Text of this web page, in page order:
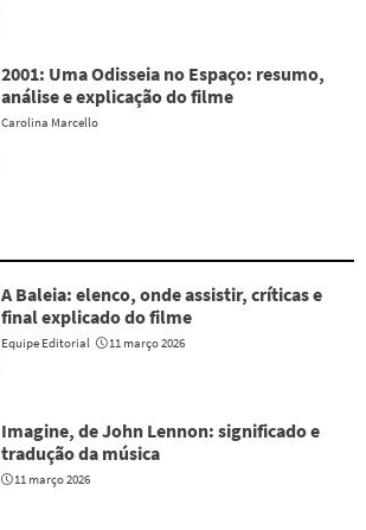
2001: Uma Odisseia no Espaço: resumo,
análise e explicação do filme
Carolina Marcello
A Baleia: elenco, onde assistir, críticas e
final explicado do filme
Equipe Editorial 11 março 2026
Imagine, de John Lennon: significado e
tradução da música
11 março 2026